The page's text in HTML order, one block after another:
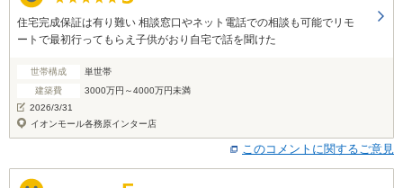
住宅完成保証は有り難い 相談窓口やネット電話での相談も可能でリモ
ートで最初行ってもらえ子供がおり自宅で話を聞けた
世帯構成
単世帯
建築費
3000万円～4000万円未満
2026/3/31
イオンモール各務原インター店
このコメントに関するご意見